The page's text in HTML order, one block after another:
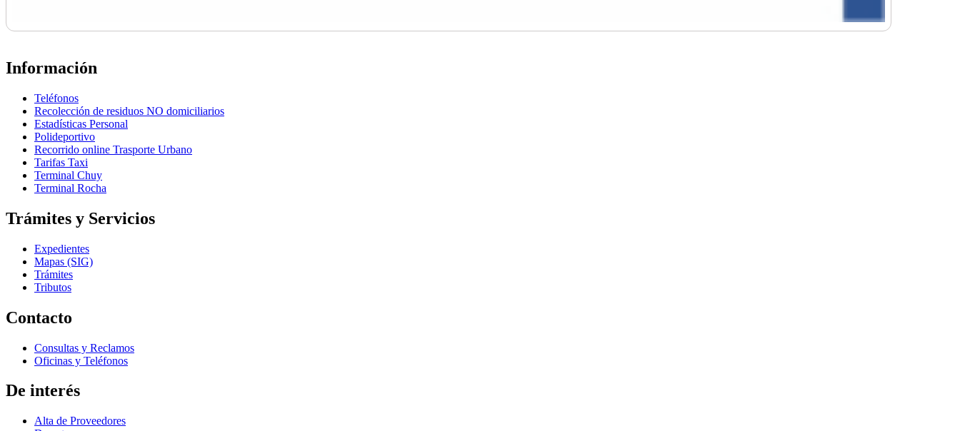
Información
Teléfonos
Recolección de residuos NO domiciliarios
Estadísticas Personal
Polideportivo
Recorrido online Trasporte Urbano
Tarifas Taxi
Terminal Chuy
Terminal Rocha
Trámites y Servicios
Expedientes
Mapas (SIG)
Trámites
Tributos
Contacto
Consultas y Reclamos
Oficinas y Teléfonos
De interés
Alta de Proveedores